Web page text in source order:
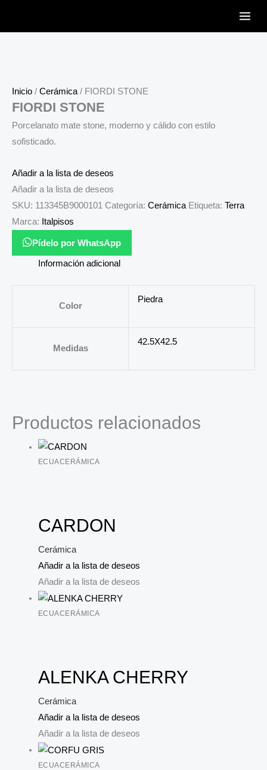
Inicio / Cerámica / FIORDI STONE
FIORDI STONE
Porcelanato mate stone, moderno y cálido con estilo
sofisticado.
Añadir a la lista de deseos
Añadir a la lista de deseos
SKU: 113345B9000101 Categoría: Cerámica Etiqueta: Terra
Marca: Italpisos
Pídelo por WhatsApp
Información adicional
Color
Piedra
Medidas
42.5X42.5
Productos relacionados
ECUACERÁMICA
CARDON
Cerámica
Añadir a la lista de deseos
Añadir a la lista de deseos
ECUACERÁMICA
ALENKA CHERRY
Cerámica
Añadir a la lista de deseos
Añadir a la lista de deseos
ECUACERÁMICA